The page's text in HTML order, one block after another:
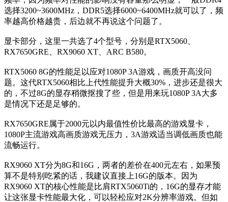
选择3200~3600MHz，DDR5选择6000~6400MHz就可以了，频
率越高价格越贵，后边就不再说这个问题了。
显卡部分，这里一共选了4个型号，分别是RTX5060、
RX7650GRE、RX9060 XT、ARC B580。
RTX5060 8G的性能足以应对1080P 3A游戏，画质开高没问
题。这代RTX5060相比上代性能提升大概30%，进步还是很大
的，不过8G的显存稍微抠搜了些，但是用来玩1080P 3A大多
是情况下还是足够的。
RX7650GRE属于2000元以内最值性价比最高的游戏显卡，
1080P主流游戏高画质游戏无压力，3A游戏适当调低画质也能
流畅运行。
RX9060 XT分为8G和16G，两者的差价在400元左右，如果预
算不是特别吃紧的话，我建议直接上16G的版本。因为
RX9060 XT的核心性能是比肩RTX5060Ti的，16G的显存才能
让这张显卡性能最大化，可以轻松应对2K分辨率游戏。但如